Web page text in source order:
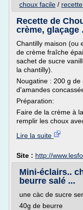
choux facile /
Recette de
crème, glaçage
Chantilly maison (ou
de crème fraîche
sachet de sucre
la chantilly).
Nougatine : 200 g
d'amandes
Préparation:
Faire de la crème à
remplir les choux
Lire la suite
Site : http://
Mini-éclairs..
beurre salé ...
une càc de sucre
40g de beurre